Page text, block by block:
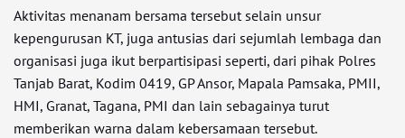
Aktivitas menanam bersama tersebut selain unsur
kepengurusan KT, juga antusias dari sejumlah lembaga dan
organisasi juga ikut berpartisipasi seperti, dari pihak Polres
Tanjab Barat, Kodim 0419, GP Ansor, Mapala Pamsaka, PMII,
HMI, Granat, Tagana, PMI dan lain sebagainya turut
memberikan warna dalam kebersamaan tersebut.